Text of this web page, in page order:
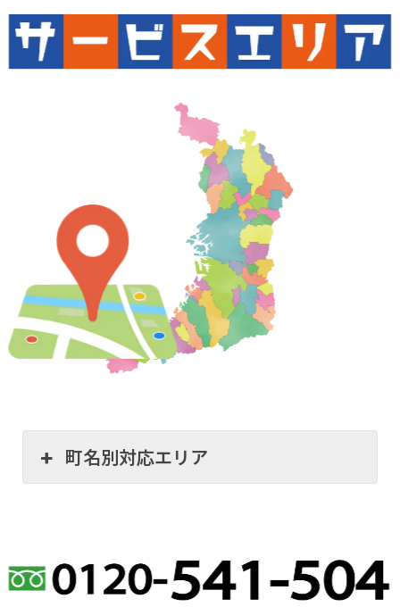
町名別対応エリア